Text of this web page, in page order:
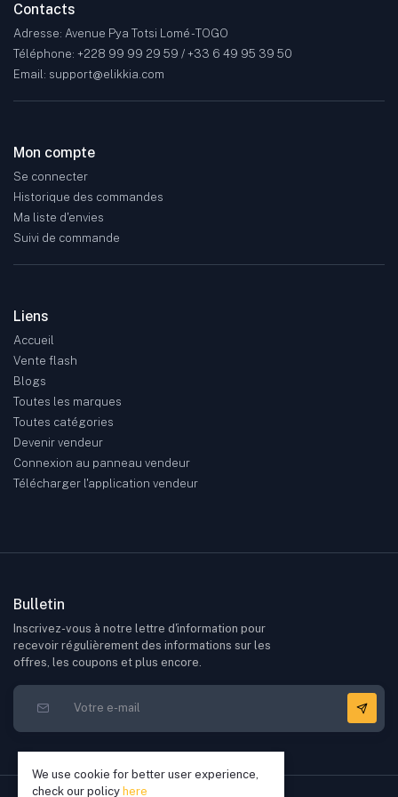
Contacts
Adresse: Avenue Pya Totsi Lomé - TOGO
Téléphone: +228 99 99 29 59 / +33 6 49 95 39 50
Email: support@elikkia.com
Mon compte
Se connecter
Historique des commandes
Ma liste d'envies
Suivi de commande
Liens
Accueil
Vente flash
Blogs
Toutes les marques
Toutes catégories
Devenir vendeur
Connexion au panneau vendeur
Télécharger l'application vendeur
Bulletin
Inscrivez-vous à notre lettre d'information pour
recevoir régulièrement des informations sur les
offres, les coupons et plus encore.
We use cookie for better user experience,
check our policy here